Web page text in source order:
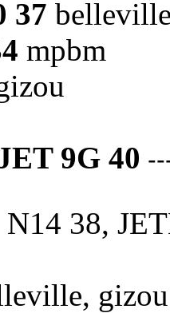
37
mpbm
9G 40
N14 38,
gizou